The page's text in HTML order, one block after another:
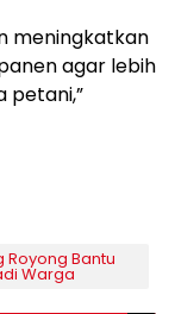
meningkatkan
agar lebih
petani,”
Bantu
Warga